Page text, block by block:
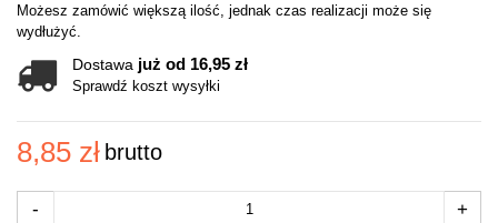
Możesz zamówić większą ilość, jednak czas realizacji może się
wydłużyć.
Dostawa już od 16,95 zł
Sprawdź koszt wysyłki
8,85 zł brutto
- +